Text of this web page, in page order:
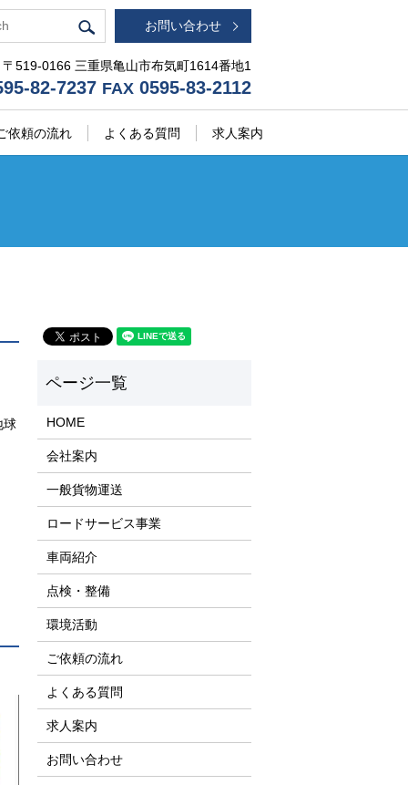
お問い合わせ
〒519-0166 三重県亀山市布気町1614番地1
82-7237 FAX 0595-83-2112
依頼の流れ よくある質問 求人案内
球 HOME
会社案内
一般貨物運送
ロードサービス事業
車両紹介
点検・整備
環境活動
ご依頼の流れ
よくある質問
求人案内
お問い合わせ